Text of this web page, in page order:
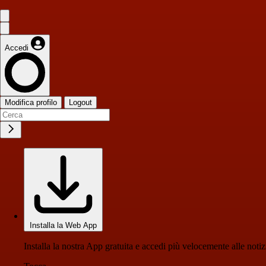
Accedi
Modifica profilo Logout
Installa la Web App
Installa la nostra App gratuita e accedi più velocemente alle